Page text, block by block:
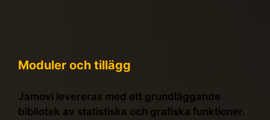
Moduler och tillägg
Jamovi levereras med ett grundläggande
bibliotek av statistiska och grafiska funktioner.